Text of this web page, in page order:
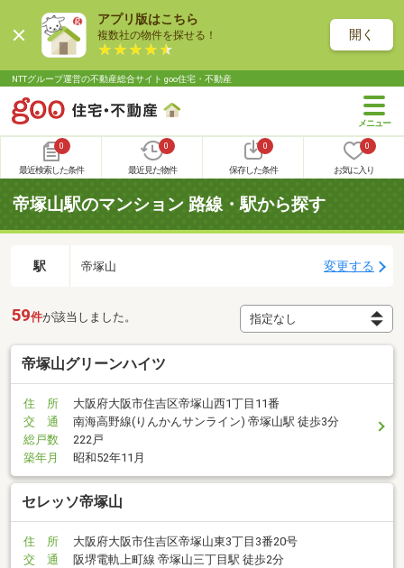
アプリ版はこちら
複数社の物件を探せる！ 開く
NTTグループ運営の不動産総合サイト goo住宅・不動産
0
最近検索した条件
0
最近見た物件
0
保存した条件
0
お気に入り
帝塚山駅のマンション 路線・駅から探す
駅 帝塚山 変更する
59件が該当しました。
帝塚山グリーンハイツ
住 所
大阪府大阪市住吉区帝塚山西1丁目11番
交 通
南海高野線(りんかんサンライン) 帝塚山駅 徒歩3分
総戸数
222戸
築年月
昭和52年11月
セレッソ帝塚山
住 所
大阪府大阪市住吉区帝塚山東3丁目3番20号
交 通
阪堺電軌上町線 帝塚山三丁目駅 徒歩2分